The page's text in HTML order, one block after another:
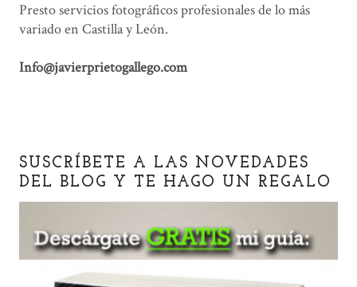
Presto servicios fotográficos profesionales de lo más
variado en Castilla y León.
Info@javierprietogallego.com
SUSCRÍBETE A LAS NOVEDADES
DEL BLOG Y TE HAGO UN REGALO